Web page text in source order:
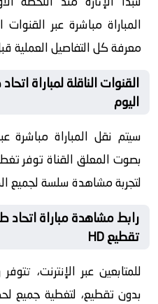
المباراة مباشرة عبر
معرفة كل التفاصيل العملية
القنوات الناقلة لمباراة
اليوم
بصوت المعلق القناة توفر
لتجربة مشاهدة سلسة لجميع
رابط مشاهدة مباراة اتحاد
تقطيع HD
للمتابعين عبر الإنترنت،
بدون تقطيع، لتغطية جميع